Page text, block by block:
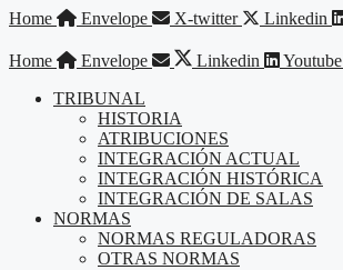
Saltar
contenido
Home Envelope X-twitter Linkedin
Home Envelope Linkedin
Youtube
TRIBUNAL
HISTORIA
ATRIBUCIONES
INTEGRACIÓN ACTUAL
INTEGRACIÓN HISTÓRICA
INTEGRACIÓN DE SALAS
NORMAS
NORMAS REGULADORAS
OTRAS NORMAS